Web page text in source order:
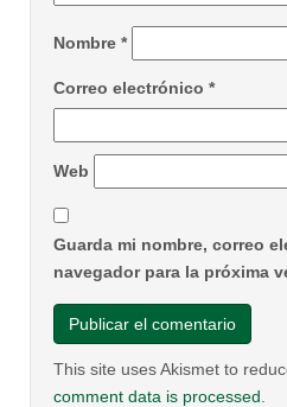
Nombre *
Correo electrónico *
Web
Guarda mi nombre, correo
navegador para la próxima
This site uses Akismet to
comment data is processed